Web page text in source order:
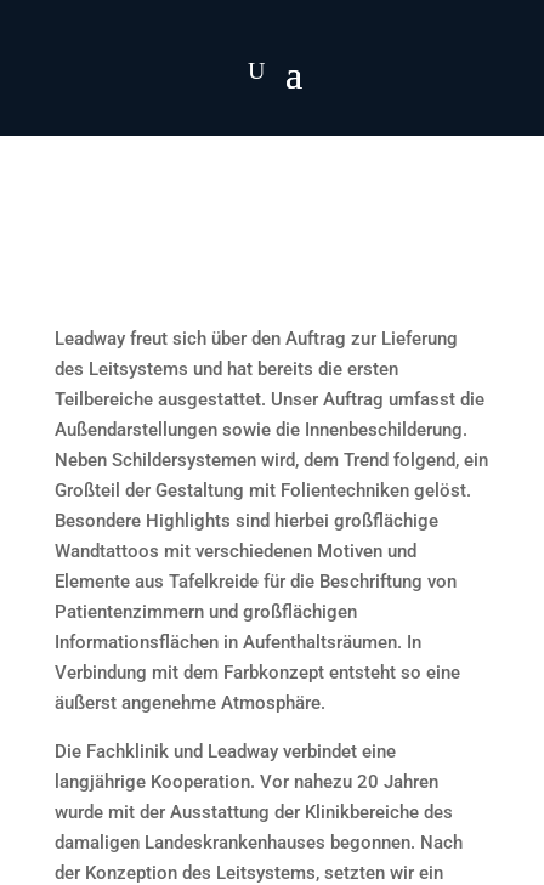
Leadway freut sich über den Auftrag zur Lieferung
des Leitsystems und hat bereits die ersten
Teilbereiche ausgestattet. Unser Auftrag umfasst die
Außendarstellungen sowie die Innenbeschilderung.
Neben Schildersystemen wird, dem Trend folgend, ein
Großteil der Gestaltung mit Folientechniken gelöst.
Besondere Highlights sind hierbei großflächige
Wandtattoos mit verschiedenen Motiven und
Elemente aus Tafelkreide für die Beschriftung von
Patientenzimmern und großflächigen
Informationsflächen in Aufenthaltsräumen. In
Verbindung mit dem Farbkonzept entsteht so eine
äußerst angenehme Atmosphäre.
Die Fachklinik und Leadway verbindet eine
langjährige Kooperation. Vor nahezu 20 Jahren
wurde mit der Ausstattung der Klinikbereiche des
damaligen Landeskrankenhauses begonnen. Nach
der Konzeption des Leitsystems, setzten wir ein